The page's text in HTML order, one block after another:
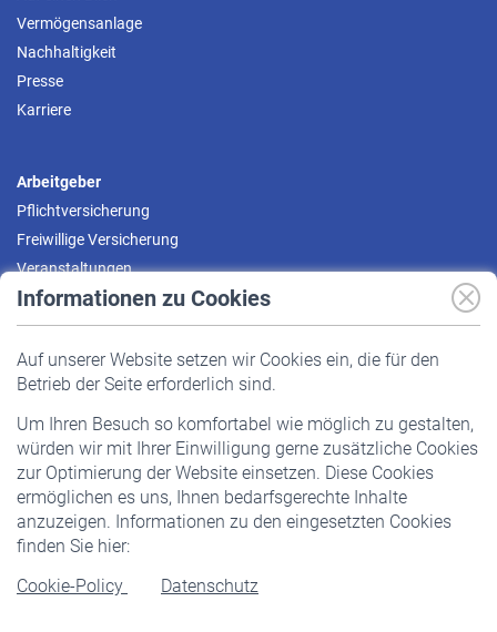
Informationen zu Cookies
Auf unserer Website setzen wir Cookies ein, die für den
Betrieb der Seite erforderlich sind.
Um Ihren Besuch so komfortabel wie möglich zu gestalten,
würden wir mit Ihrer Einwilligung gerne zusätzliche Cookies
zur Optimierung der Website einsetzen. Diese Cookies
ermöglichen es uns, Ihnen bedarfsgerechte Inhalte
anzuzeigen. Informationen zu den eingesetzten Cookies
finden Sie hier:
Cookie-Policy
Datenschutz
Vermögensanlage
Nachhaltigkeit
Presse
Karriere
Arbeitgeber
Pflichtversicherung
Freiwillige Versicherung
Veranstaltungen
Pflichtversicherung
Staatliche Förderung
Veranstaltungen
Rentner
Rentenbeginn
Rente beantragen